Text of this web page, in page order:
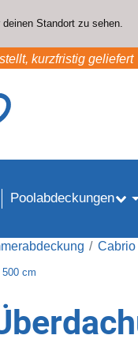
Standort zu sehen.
kurzfristig geliefert
Poolabdeckungen
Cabrio